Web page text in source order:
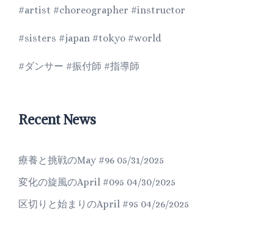
#artist #choreographer #instructor
#sisters #japan #tokyo #world
#ダンサー #振付師 #指導師
Recent News
療養と挑戦のMay #96 05/31/2025
変化の旋風のApril #095 04/30/2025
区切りと始まりのApril #95 04/26/2025